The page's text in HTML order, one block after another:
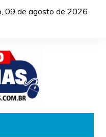
09 de agosto de 2026